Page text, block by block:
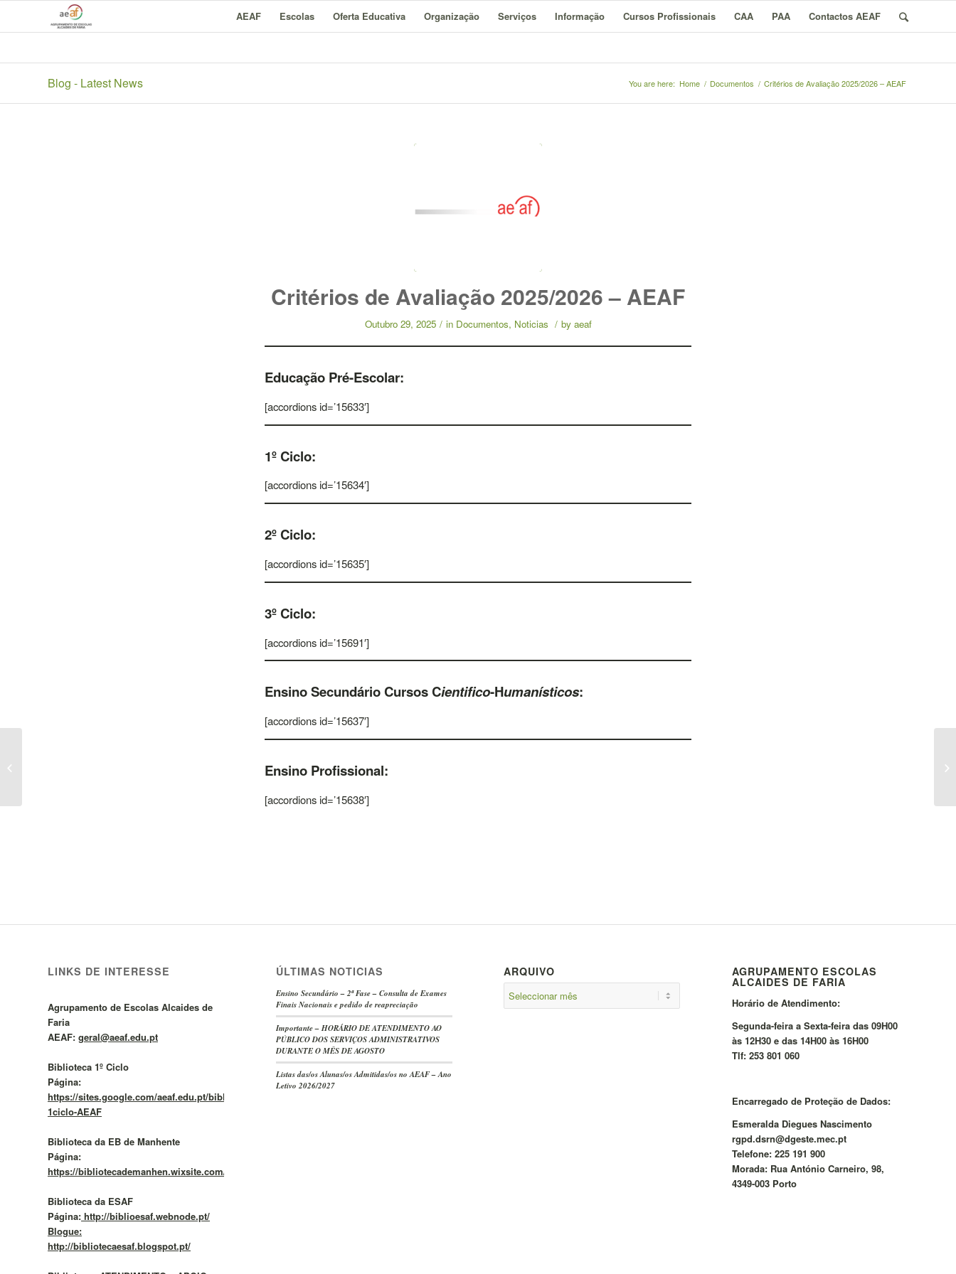
AEAF Escolas Oferta Educativa Organização Serviços Informação Cursos Profissionais CAA PAA Contactos AEAF
Blog - Latest News You are here: Home / Documentos / Critérios de Avaliação 2025/2026 – AEAF
Critérios de Avaliação 2025/2026 – AEAF
Outubro 29, 2025 / in Documentos, Noticias / by aeaf
Educação Pré-Escolar:
[accordions id=’15633′]
1º Ciclo:
[accordions id=’15634′]
2º Ciclo:
[accordions id=’15635′]
3º Ciclo:
[accordions id=’15691′]
Ensino Secundário Cursos Cientifico-Humanísticos:
[accordions id=’15637′]
Ensino Profissional:
[accordions id=’15638′]
LINKS DE INTERESSE
Agrupamento de Escolas Alcaides de
Faria
AEAF: geral@aeaf.edu.pt
Biblioteca 1º Ciclo
Página:
https://sites.google.com/aeaf.edu.pt/bibliotecas1cicloaeaf/BE-
1ciclo-AEAF
Biblioteca da EB de Manhente
Página:
https://bibliotecademanhen.wixsite.com/meusite/
Biblioteca da ESAF
Página: http://biblioesaf.webnode.pt/
Blogue:
http://bibliotecaesaf.blogspot.pt/
ÚLTIMAS NOTICIAS
Ensino Secundário – 2ª Fase – Consulta de Exames
Finais Nacionais e pedido de reapreciação
Importante – HORÁRIO DE ATENDIMENTO AO
PÚBLICO DOS SERVIÇOS ADMINISTRATIVOS
DURANTE O MÊS DE AGOSTO
Listas das/os Alunas/os Admitidas/os no AEAF – Ano
Letivo 2026/2027
ARQUIVO AGRUPAMENTO ESCOLAS
ALCAIDES DE FARIA
Horário de Atendimento:
Segunda-feira a Sexta-feira das 09H00
às 12H30 e das 14H00 às 16H00
Tlf: 253 801 060
Encarregado de Proteção de Dados:
Esmeralda Diegues Nascimento
rgpd.dsrn@dgeste.mec.pt
Telefone: 225 191 900
Morada: Rua António Carneiro, 98,
4349-003 Porto